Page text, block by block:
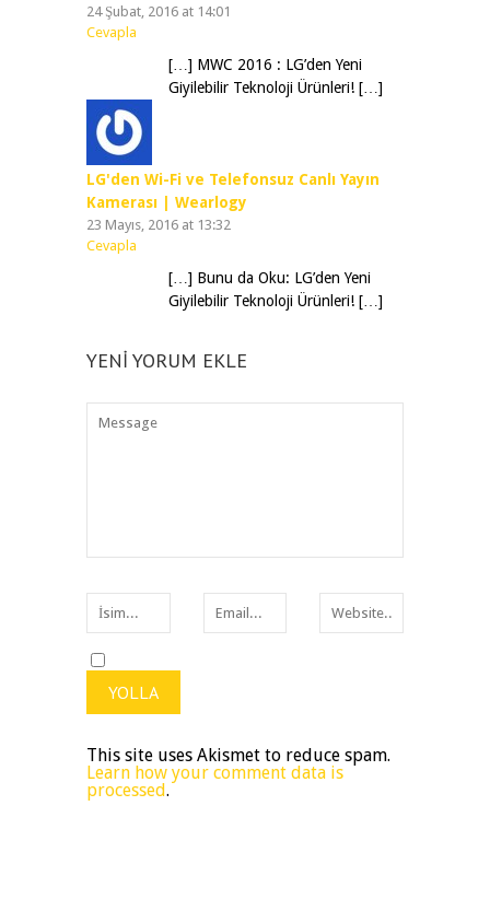
24 Şubat, 2016 at 14:01
Cevapla
[…] MWC 2016 : LG’den Yeni
Giyilebilir Teknoloji Ürünleri! […]
LG'den Wi-Fi ve Telefonsuz Canlı Yayın
Kamerası | Wearlogy
23 Mayıs, 2016 at 13:32
Cevapla
[…] Bunu da Oku: LG’den Yeni
Giyilebilir Teknoloji Ürünleri! […]
YENI YORUM EKLE
This site uses Akismet to reduce spam.
Learn how your comment data is
processed.